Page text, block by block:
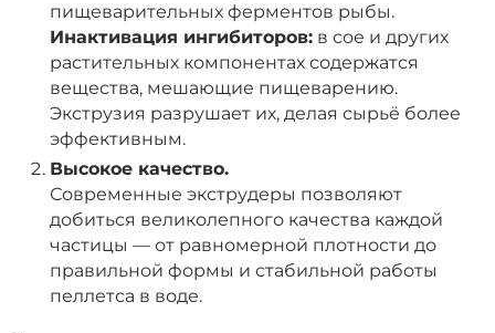
пищеварительных ферментов рыбы.
Инактивация ингибиторов: в сое и других
растительных компонентах содержатся
вещества, мешающие пищеварению.
Экструзия разрушает их, делая сырьё более
эффективным.
Высокое качество.
Современные экструдеры позволяют
добиться великолепного качества каждой
частицы — от равномерной плотности до
правильной формы и стабильной работы
пеллетса в воде.